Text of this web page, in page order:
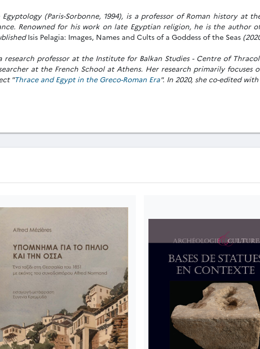
(Paris-Sorbonne, 1994), is a professor of Roman history at
Renowned for his work on late Egyptian religion, he is the author
Isis Pelagia: Images, Names and Cults of a Goddess of the Seas
professor at the Institute for Balkan Studies - Centre of
at the French School at Athens. Her research primarily
"Thrace and Egypt in the Greco-Roman Era". In 2020, she co-edited